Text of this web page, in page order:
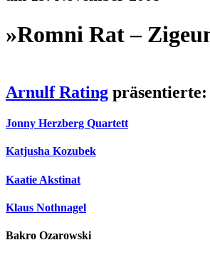
»Romni Rat –
Arnulf Rating präsentierte:
Jonny Herzberg Quartett
Katjusha Kozubek
Kaatie Akstinat
Klaus Nothnagel
Bakro Ozarowski